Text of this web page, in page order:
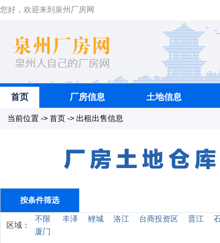
您好，欢迎来到泉州厂房网
首页 厂房信息 土地信息
当前位置 -> 首页 -> 出租出售信息
按条件筛选
区域：
不限 丰泽 鲤城 洛江 台商投资区 晋江
厦门